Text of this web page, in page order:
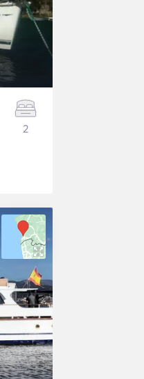
2